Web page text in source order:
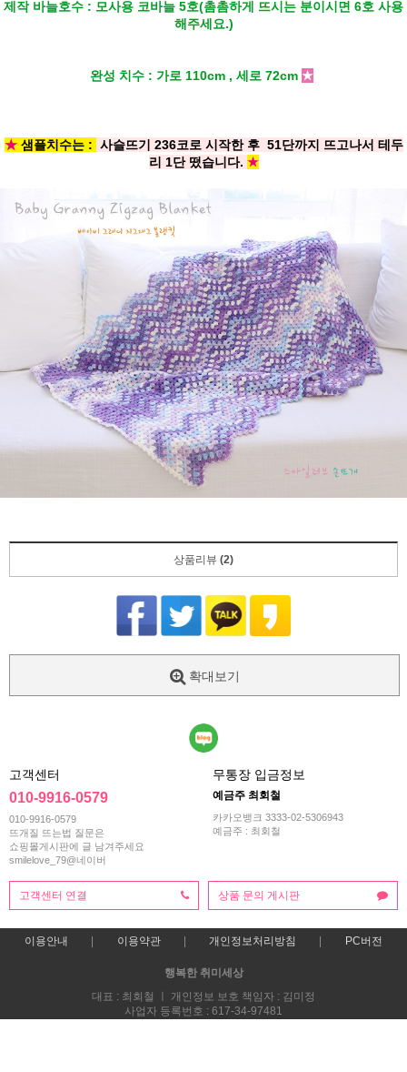
제작 바늘호수 : 모사용 코바늘 5호(촘촘하게 뜨시는 분이시면 6호 사용
해주세요.)
완성 치수 : 가로 110cm , 세로 72cm ★
★샘플치수는 : 사슬뜨기 236코로 시작한 후 51단까지 뜨고나서 테두
리 1단 떴습니다. ★
상품리뷰 (2)
확대보기
고객센터
010-9916-0579
010-9916-0579
뜨개질 뜨는법 질문은
쇼핑몰게시판에 글 남겨주세요
smilelove_79@네이버
무통장 입금정보
예금주 최회철
카카오뱅크 3333-02-5306943
예금주 : 최회철
고객센터 연결 상품 문의 게시판
이용안내 이용약관 개인정보처리방침 PC버전
행복한 취미세상
대표 : 최회철 ㅣ 개인정보 보호 책임자 : 김미정
사업자 등록번호 : 617-34-97481